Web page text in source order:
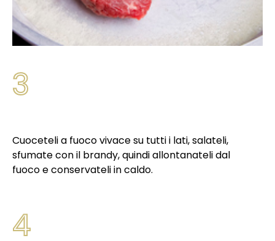
3
Cuoceteli a fuoco vivace su tutti i lati, salateli,
sfumate con il brandy, quindi allontanateli dal
fuoco e conservateli in caldo.
4